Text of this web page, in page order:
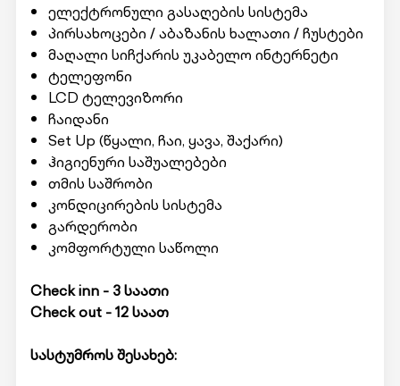
ელექტრონული გასაღების სისტემა
პირსახოცები / აბაზანის ხალათი / ჩუსტები
მაღალი სიჩქარის უკაბელო ინტერნეტი
ტელეფონი
LCD ტელევიზორი
ჩაიდანი
Set Up (წყალი, ჩაი, ყავა, შაქარი)
ჰიგიენური საშუალებები
თმის საშრობი
კონდიცირების სისტემა
გარდერობი
კომფორტული საწოლი
Check inn - 3 საათი
Check out - 12 საათ
სასტუმროს შესახებ: